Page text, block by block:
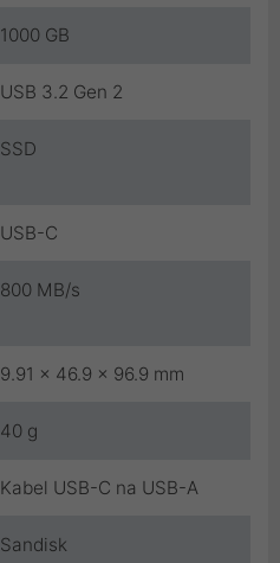
1000 GB
USB 3.2 Gen 2
SSD
USB-C
800 MB/s
9.91 x 46.9 x 96.9 mm
40 g
Kabel USB-C na USB-A
Sandisk